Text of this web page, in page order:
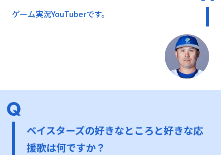
ゲーム実況YouTuberです。
ベイスターズの好きなところと好きな応
援歌は何ですか？